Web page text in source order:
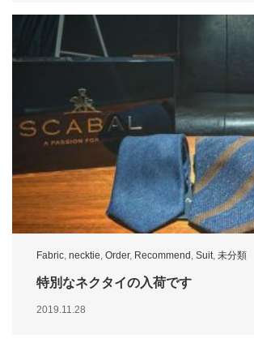
Fabric, necktie, Order, Recommend , Suit, 未分類
特別なネクタイの入荷です
2019.11.28